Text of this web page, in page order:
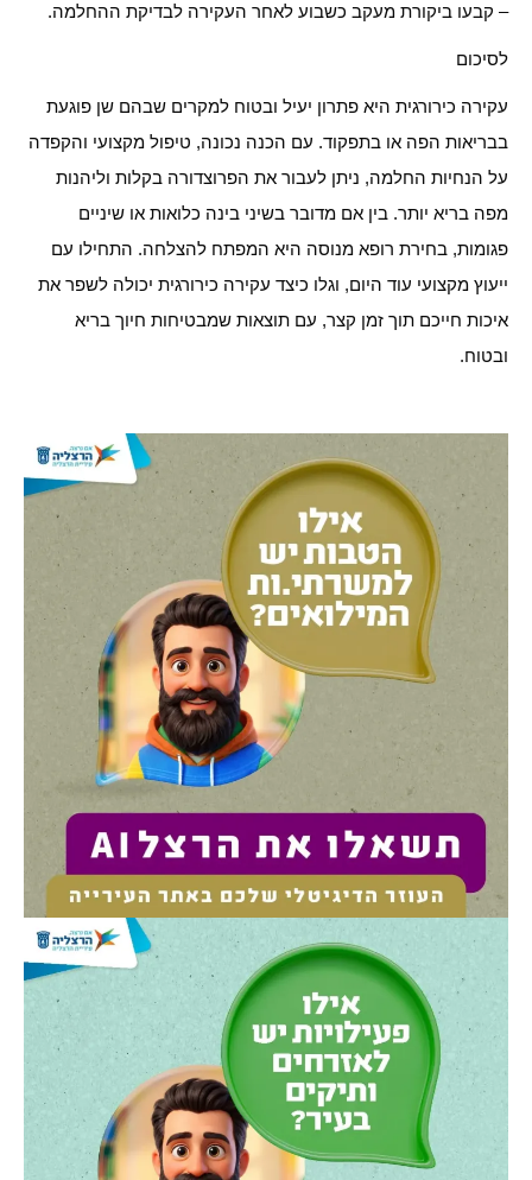
– קבעו ביקורת מעקב כשבוע לאחר העקירה לבדיקת ההחלמה.
לסיכום
עקירה כירורגית היא פתרון יעיל ובטוח למקרים שבהם שן פוגעת
בבריאות הפה או בתפקוד. עם הכנה נכונה, טיפול מקצועי והקפדה
על הנחיות החלמה, ניתן לעבור את הפרוצדורה בקלות וליהנות
מפה בריא יותר. בין אם מדובר בשיני בינה כלואות או שיניים
פגומות, בחירת רופא מנוסה היא המפתח להצלחה. התחילו עם
ייעוץ מקצועי עוד היום, וגלו כיצד עקירה כירורגית יכולה לשפר את
איכות חייכם תוך זמן קצר, עם תוצאות שמבטיחות חיוך בריא
ובטוח.